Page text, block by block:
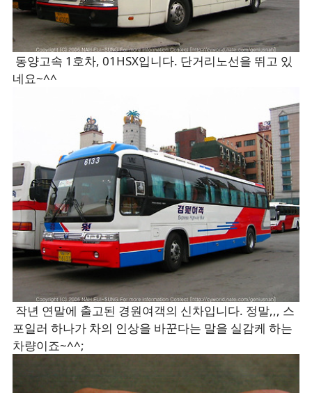
동양고속 1호차, 01HSX입니다. 단거리노선을 뛰고 있
네요~^^
작년 연말에 출고된 경원여객의 신차입니다. 정말,,, 스
포일러 하나가 차의 인상을 바꾼다는 말을 실감케 하는
차량이죠~^^;